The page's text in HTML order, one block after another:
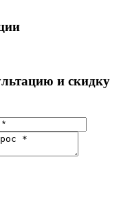
и скидку